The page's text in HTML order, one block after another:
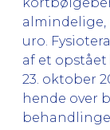
uro.
af et
23. oktober
hende over